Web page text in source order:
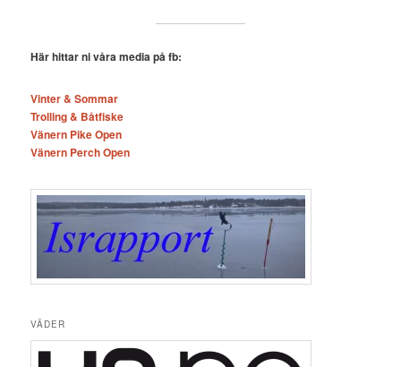
Här hittar ni våra media på fb:
Vinter & Sommar
Trolling & Båtfiske
Vänern Pike Open
Vänern Perch Open
VÄDER